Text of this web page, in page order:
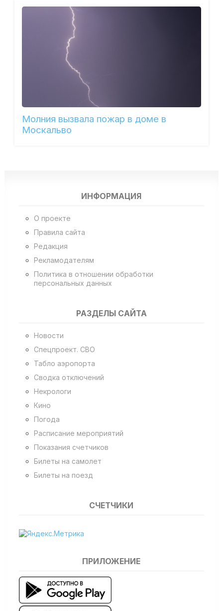
Молния вызвала пожар в доме в
Москальво
ИНФОРМАЦИЯ
О проекте
Правила сайта
Редакция
Рекламодателям
Политика в отношении обработки
персональных данных
РАЗДЕЛЫ САЙТА
Новости
Спецпроект. СВО
Табло аэропорта
Сводка отключений
Некрологи
Кино
Погода
Расписание мероприятий
Показания счетчиков
Билеты на самолет
Билеты на поезд
СЧЕТЧИКИ
ПРИЛОЖЕНИЕ